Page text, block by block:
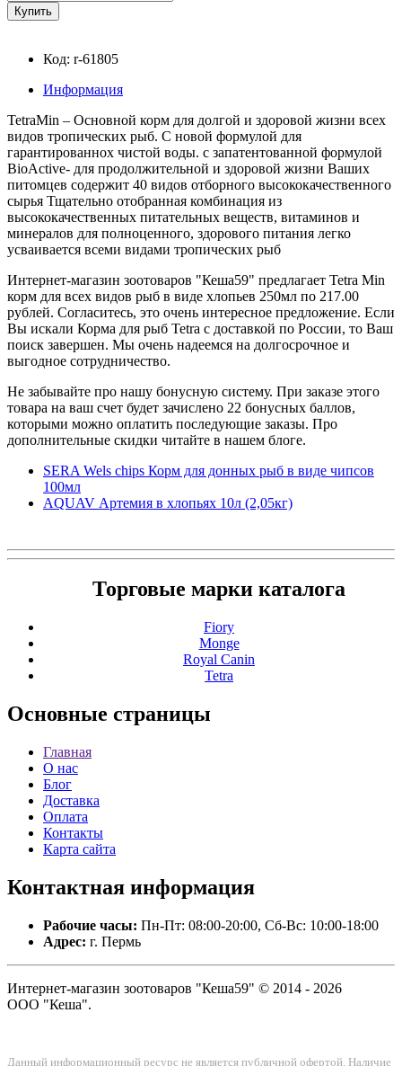
Код: r-61805
Информация
TetraMin – Основной корм для долгой и здоровой жизни всех
видов тропических рыб. С новой формулой для
гарантированноx чистой воды. с запатентованной формулой
BioActive- для продолжительной и здоровой жизни Ваших
питомцев содержит 40 видов отборного высококачественного
сырья Тщательно отобранная комбинация из
высококачественных питательных веществ, витаминов и
минералов для полноценного, здорового питания легко
усваивается всеми видами тропических рыб
Интернет-магазин зоотоваров "Кеша59" предлагает Tetra Min
корм для всех видов рыб в виде хлопьев 250мл по 217.00
рублей. Согласитесь, это очень интересное предложение. Если
Вы искали Корма для рыб Tetra с доставкой по России, то Ваш
поиск завершен. Мы очень надеемся на долгосрочное и
выгодное сотрудничество.
Не забывайте про нашу бонусную систему. При заказе этого
товара на ваш счет будет зачислено 22 бонусных баллов,
которыми можно оплатить последующие заказы. Про
дополнительные скидки читайте в нашем блоге.
SERA Wels chips Корм для донных рыб в виде чипсов
100мл
AQUAV Артемия в хлопьях 10л (2,05кг)
Торговые марки каталога
Fiory
Monge
Royal Canin
Tetra
Основные страницы
Главная
О нас
Блог
Доставка
Оплата
Контакты
Карта сайта
Контактная информация
Рабочие часы: Пн-Пт: 08:00-20:00, Сб-Вс: 10:00-18:00
Адрес: г. Пермь
Интернет-магазин зоотоваров "Кеша59" © 2014 - 2026
ООО "Кеша".
Данный информационный ресурс не является публичной офертой. Наличие